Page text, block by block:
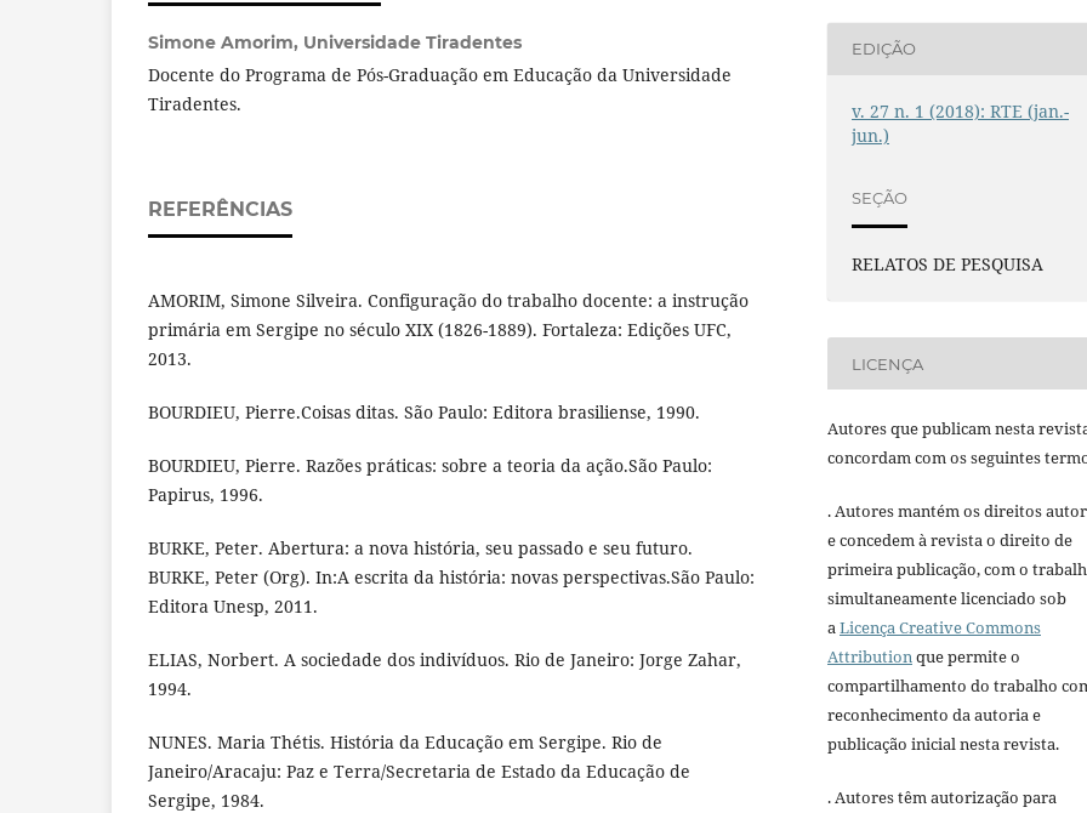
Simone Amorim, Universidade Tiradentes
Docente do Programa de Pós-Graduação em Educação da Universidade
Tiradentes.
REFERÊNCIAS
AMORIM, Simone Silveira. Configuração do trabalho docente: a instrução
primária em Sergipe no século XIX (1826-1889). Fortaleza: Edições UFC,
2013.
BOURDIEU, Pierre.Coisas ditas. São Paulo: Editora brasiliense, 1990.
BOURDIEU, Pierre. Razões práticas: sobre a teoria da ação.São Paulo:
Papirus, 1996.
BURKE, Peter. Abertura: a nova história, seu passado e seu futuro.
BURKE, Peter (Org). In:A escrita da história: novas perspectivas.São Paulo:
Editora Unesp, 2011.
ELIAS, Norbert. A sociedade dos indivíduos. Rio de Janeiro: Jorge Zahar,
1994.
NUNES. Maria Thétis. História da Educação em Sergipe. Rio de
Janeiro/Aracaju: Paz e Terra/Secretaria de Estado da Educação de
Sergipe, 1984.
EDIÇÃO
v. 27 n. 1 (2018): RTE (jan.-
jun.)
SEÇÃO
RELATOS DE PESQUISA
LICENÇA
Autores que publicam nesta
concordam com os seguintes
. Autores mantém os direitos
e concedem à revista o direito de
primeira publicação, com o
simultaneamente licenciado sob
aLicença Creative Commons
Attributionque permite o
compartilhamento do trabalho
reconhecimento da autoria e
publicação inicial nesta revista.
. Autores têm autorização para